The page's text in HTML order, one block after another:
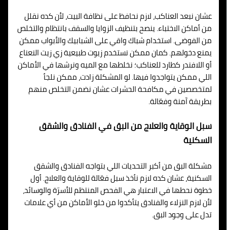
عشان نبعد العناكب، لازم نحافظ على نظافة البيت، لأن كده نقلل
من أماكن الاختباء. ينصح بتنظيف الزوايا والسقف بانتظام والتخلص
من الفوضى. استخدام شباك واقي على الشبابيك والأبواب ممكن
يمنع دخولهم. كمان ممكن نستخدم زيوت طبيعية زي زيت النعناع
أو اللافندر كطارد للعناكب؛ نخلطها مع الميه ونرشها في الأماكن
اللي ممكن يتواجدوا فيها. لو المشكلة زادت، ممكن نلجأ
لمتخصصين في مكافحة الحشرات عشان نضمن التخلص منهم
بطريقة آمنة وفعّالة.
سبل الوقاية والعلاج من البق في الفنادق والشقق
السكنية
مشكلة البق من أكبر التحديات اللي بتواجه الفنادق والشقق
السكنية، عشان كده لازم نأخذ سبل فعّالة للوقاية والعلاج. أول
خطوة نحطها في الاعتبار هي الفحص المنتظم للأسرّة والوسائد،
لأن لازم النزلاء والفنادق يتأكدوا من خلو الأماكن من أي علامات
تدل على وجود البق.